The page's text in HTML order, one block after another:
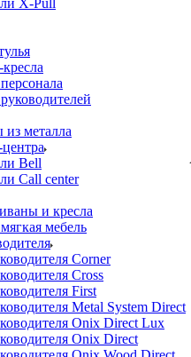
X-Pull
из металла
Bell
Call center
и кресла
мебель
Corner
Cross
First
Metal System Direct
Onix Direct Lux
Onix Direct